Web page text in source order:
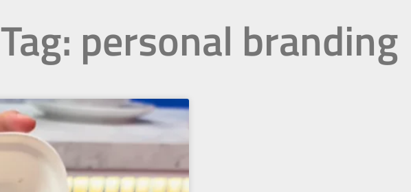
Tag: personal branding